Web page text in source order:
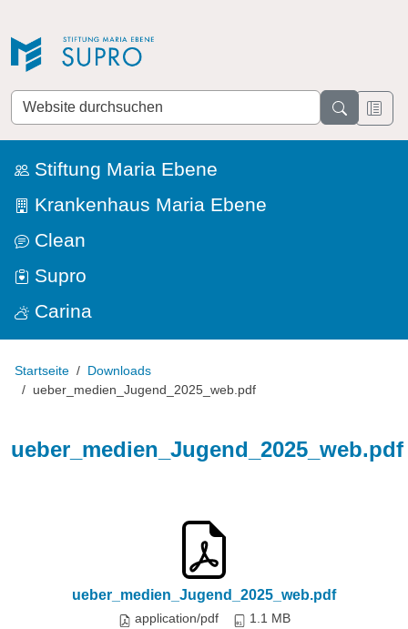
Website
durchsuchen
Stiftung Maria Ebene
Krankenhaus Maria Ebene
Clean
Supro
Carina
Startseite
Downloads
ueber_medien_Jugend_2025_web.pdf
ueber_medien_Jugend_2025_web.pdf
ueber_medien_Jugend_2025_web.pdf
application/pdf 1.1 MB